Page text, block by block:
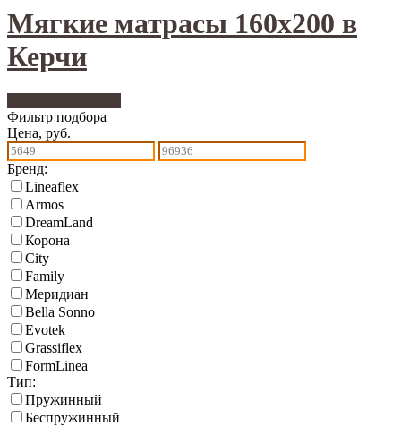
Мягкие матрасы 160x200 в
Керчи
Фильтр подбора
Цена, руб.
Бренд:
Lineaflex
Armos
DreamLand
Корона
City
Family
Меридиан
Bella Sonno
Еvotek
Grassiflex
FormLinea
Тип:
Пружинный
Беспружинный